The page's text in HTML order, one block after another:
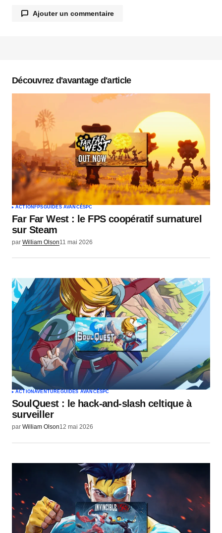
Ajouter un commentaire
Commentaire*
Votre nom
Votre e-mail*
Envoyer un commentaire
Découvrez d'avantage d'article
ACTION FPSGUIDES AVANCÉS PC
Far Far West : le FPS coopératif surnaturel
sur Steam
par William Olson11 mai 2026
ACTIONAVENTUREGUIDES AVANCÉS PC
SoulQuest : le hack-and-slash celtique à
surveiller
par William Olson12 mai 2026